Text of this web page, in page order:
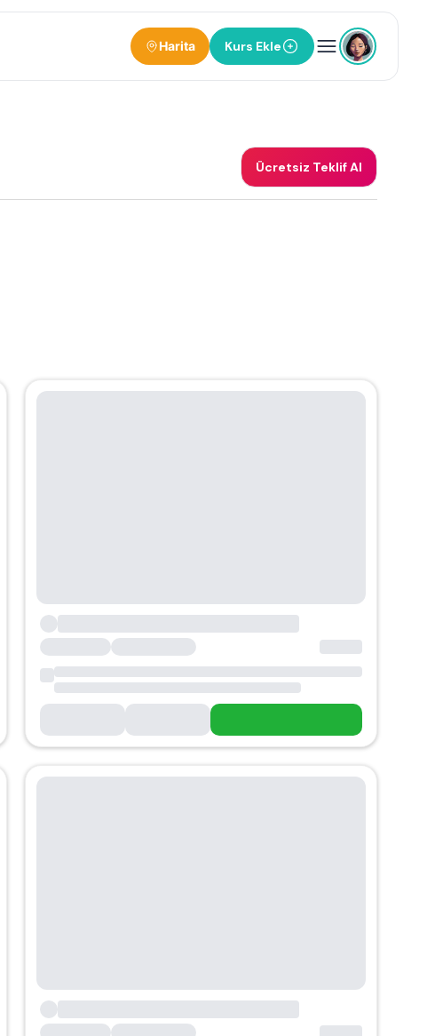
Harita Kurs Ekle
Ücretsiz Teklif Al